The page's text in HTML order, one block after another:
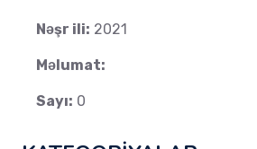
Nəşr ili: 2021
Məlumat:
Sayı: 0